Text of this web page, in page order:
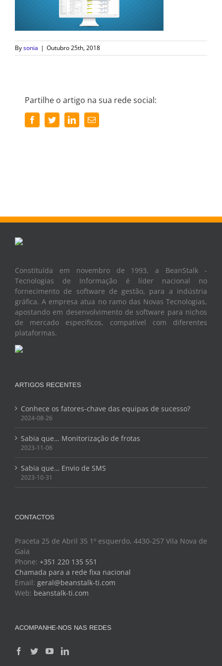
Bysonia | Outubro 25th, 2018
Partilhe o artigo na sua rede social:
FacebookTwitterLinkedInEmail
(necessário
Constituída em novembro de 1993, a BeanStalk -
Tecnologias de Informação é líder nacional no
fornecimento de software de gestão, para a indústria
gráfica. A empresa atua no ramo das Novas Tecnologias,
apostando em desenvolvimento de software para nichos
de mercado específicos, compatível com diferentes
plataformas.
ARTIGOS RECENTES
Conhece os fatores-chave das equipas de sucesso?
2024-08-26
Sabia que… Monitorização de frotas
2023-11-06
Sabia que… Envio de SMS
2023-10-31
CONTACTOS
Praceta 25 de Abril 35 1º esquerdo, 4430-257 Vila Nova de
Gaia
Phone: +351 220 135 551
Chamada para a rede fixa nacional
Email: geral@beanstalk-ti.com
Web: beanstalk-ti.com
ACOMPANHE-NOS NAS REDES